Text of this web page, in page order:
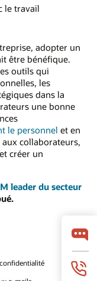
le travail
adopter un
être bénéfique.
outils qui
les
dans la
une bonne
le personnel et en
collaborateurs,
créer un
leader du secteur